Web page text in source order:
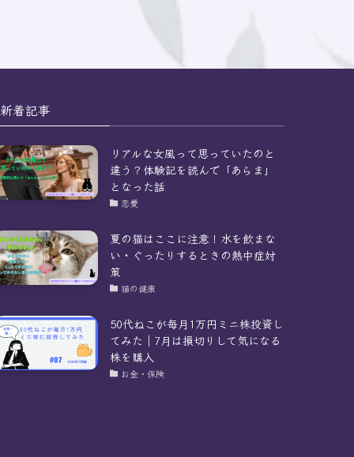
新着記事
リアルな女風って思っていたのと
違う？体験記を読んで「あらま」
となった話
恋愛
夏の猫はここに注意！水を飲まな
い・ぐったりするときの熱中症対
策
猫の健康
50代ねこが毎月1万円ミニ株投資し
てみた｜7月は損切りして気になる
株を購入
お金・保険